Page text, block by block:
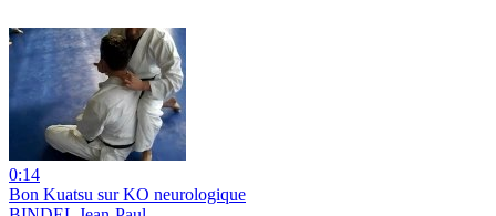
0:14
Bon Kuatsu sur KO neurologique